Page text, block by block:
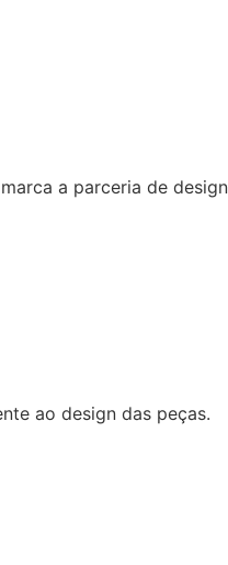
a parceria de design
ao design das peças.